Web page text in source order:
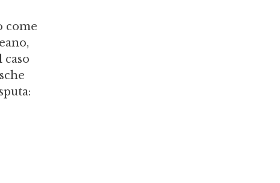
come